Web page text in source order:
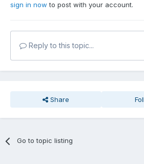
sign in now to post with your account.
Reply to this topic...
Share
Go to topic listing